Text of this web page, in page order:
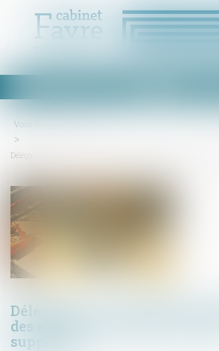
le
Vous êtes ici :
Délégation : le principe d’inopposabilité des exceptions n’a
Délégation : le principe
des exceptions n’a qu’une
supplétive